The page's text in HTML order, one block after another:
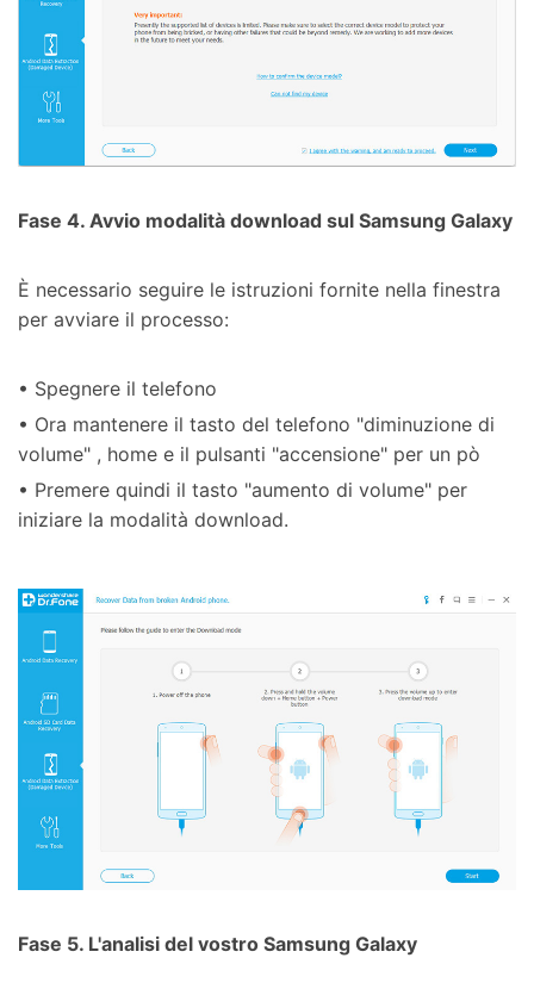
Fase 4. Avvio modalità download sul Samsung Galaxy
È necessario seguire le istruzioni fornite nella finestra
per avviare il processo:
• Spegnere il telefono
• Ora mantenere il tasto del telefono "diminuzione di
volume" , home e il pulsanti "accensione" per un pò
• Premere quindi il tasto "aumento di volume" per
iniziare la modalità download.
Fase 5. L'analisi del vostro Samsung Galaxy